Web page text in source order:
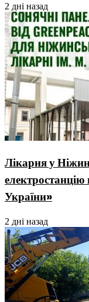
2 дні назад
Лікарня у
України»
2 дні назад